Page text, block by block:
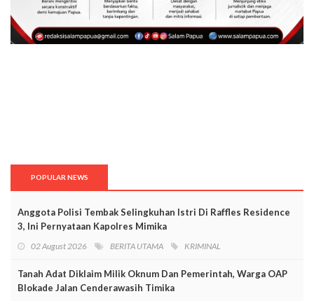
POPULAR NEWS
Anggota Polisi Tembak Selingkuhan Istri Di Raffles Residence
3, Ini Pernyataan Kapolres Mimika
02 August 2026 BERITA UTAMA KRIMINAL
Tanah Adat Diklaim Milik Oknum Dan Pemerintah, Warga OAP
Blokade Jalan Cenderawasih Timika